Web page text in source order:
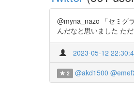
@myna_nazo 「セミグ
んだなと思いました た
2023-05-12
2 @akd1500